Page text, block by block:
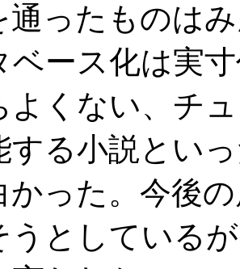
通ったものは
ベース化は実
よくない、チ
する小説とい
かった。今後
うとしている